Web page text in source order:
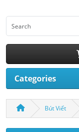
Categories
Bút Viết